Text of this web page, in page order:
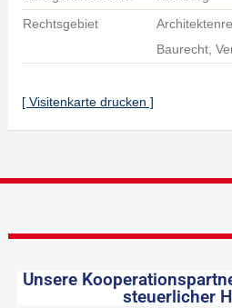
Rechtsgebiet
Baurecht,
[ Visitenkarte drucken ]
Unsere
steuerlicher